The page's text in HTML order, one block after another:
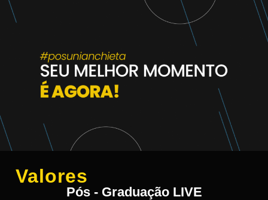
Valores
Pós - Graduação LIVE